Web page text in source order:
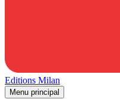
Editions Milan
Menu principal